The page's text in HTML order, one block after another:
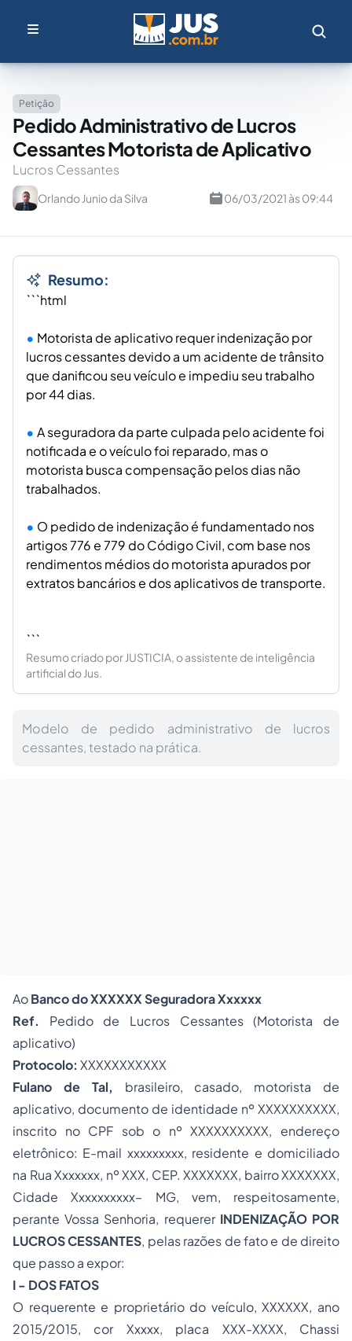
Petição
Pedido Administrativo de Lucros
Cessantes Motorista de Aplicativo
Lucros Cessantes
Orlando Junio da Silva 06/03/2021 às 09:44
Resumo:
```html
Motorista de aplicativo requer indenização por
lucros cessantes devido a um acidente de trânsito
que danificou seu veículo e impediu seu trabalho
por 44 dias.
A seguradora da parte culpada pelo acidente foi
notificada e o veículo foi reparado, mas o
motorista busca compensação pelos dias não
trabalhados.
O pedido de indenização é fundamentado nos
artigos 776 e 779 do Código Civil, com base nos
rendimentos médios do motorista apurados por
extratos bancários e dos aplicativos de transporte.
```
Resumo criado por JUSTICIA, o assistente de inteligência
artificial do Jus.
Modelo de pedido administrativo de lucros
cessantes, testado na prática.
AoBanco do XXXXXX Seguradora Xxxxxx
Ref. Pedido de Lucros Cessantes (Motorista de
aplicativo)
Protocolo: XXXXXXXXXXX
Fulano de Tal, brasileiro, casado, motorista de
aplicativo, documento de identidade nº XXXXXXXXXX,
inscrito no CPF sob o nº XXXXXXXXXX, endereço
eletrônico: E-mail xxxxxxxxx, residente e domiciliado
na Rua Xxxxxxx, nº XXX, CEP. XXXXXXX, bairro XXXXXXX,
Cidade Xxxxxxxxxx– MG, vem, respeitosamente,
perante Vossa Senhoria, requerer INDENIZAÇÃO POR
LUCROS CESSANTES, pelas razões de fato e de direito
que passo a expor:
I - DOS FATOS
O requerente e proprietário do veículo, XXXXXX, ano
2015/2015, cor Xxxxx, placa XXX-XXXX, Chassi